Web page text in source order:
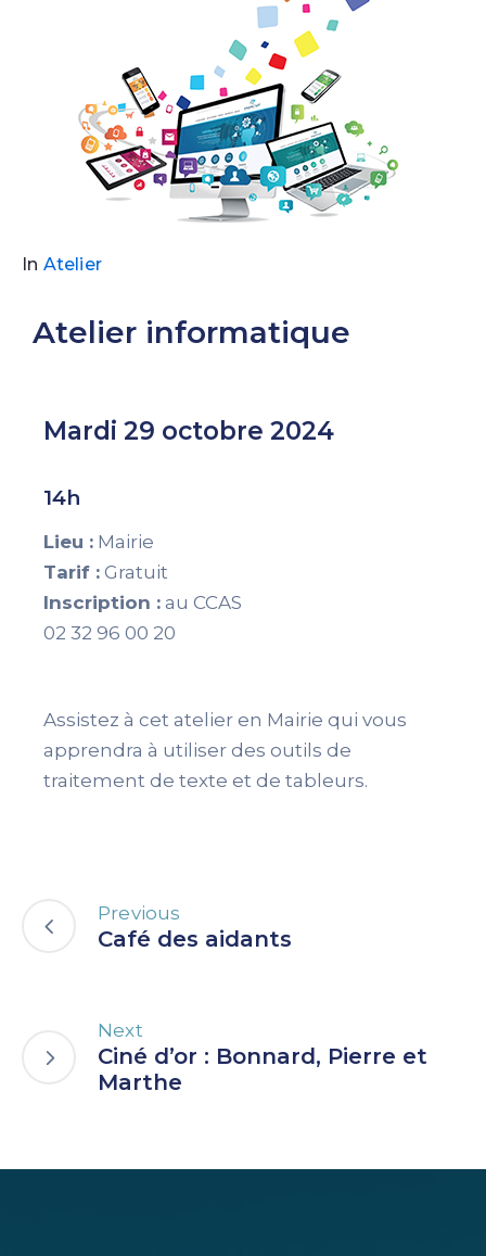
In Atelier
Atelier informatique
Mardi 29 octobre 2024
14h
Lieu : Mairie
Tarif : Gratuit
Inscription : au CCAS
02 32 96 00 20
Assistez à cet atelier en Mairie qui vous
apprendra à utiliser des outils de
traitement de texte et de tableurs.
Previous
Café des aidants
Next
Ciné d’or : Bonnard, Pierre et
Marthe